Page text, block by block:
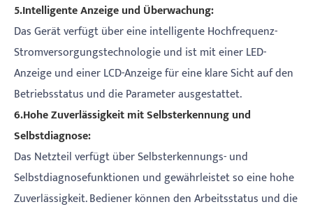
5.Intelligente Anzeige und Überwachung:
Das Gerät verfügt über eine intelligente Hochfrequenz-
Stromversorgungstechnologie und ist mit einer LED-
Anzeige und einer LCD-Anzeige für eine klare Sicht auf den
Betriebsstatus und die Parameter ausgestattet.
6.Hohe Zuverlässigkeit mit Selbsterkennung und
Selbstdiagnose:
Das Netzteil verfügt über Selbsterkennungs- und
Selbstdiagnosefunktionen und gewährleistet so eine hohe
Zuverlässigkeit. Bediener können den Arbeitsstatus und die